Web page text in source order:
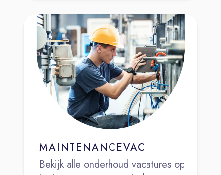
MAINTENANCEVAC
Bekijk alle onderhoud vacatures op